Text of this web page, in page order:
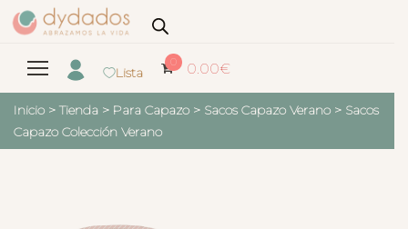
Lista
0 0.00€
Inicio > Tienda > Para Capazo > Sacos Capazo Verano > Sacos
Capazo Colección Verano